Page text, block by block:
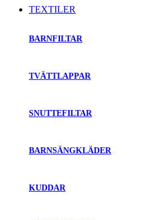
TEXTILER
BARNFILTAR
TVÄTTLAPPAR
SNUTTEFILTAR
BARNSÄNGKLÄDER
KUDDAR